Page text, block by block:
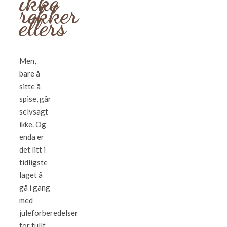
rekker
ellers
Men,
bare å
sitte å
spise, går
selvsagt
ikke. Og
enda er
det litt i
tidligste
laget å
gå i gang
med
juleforberedelser